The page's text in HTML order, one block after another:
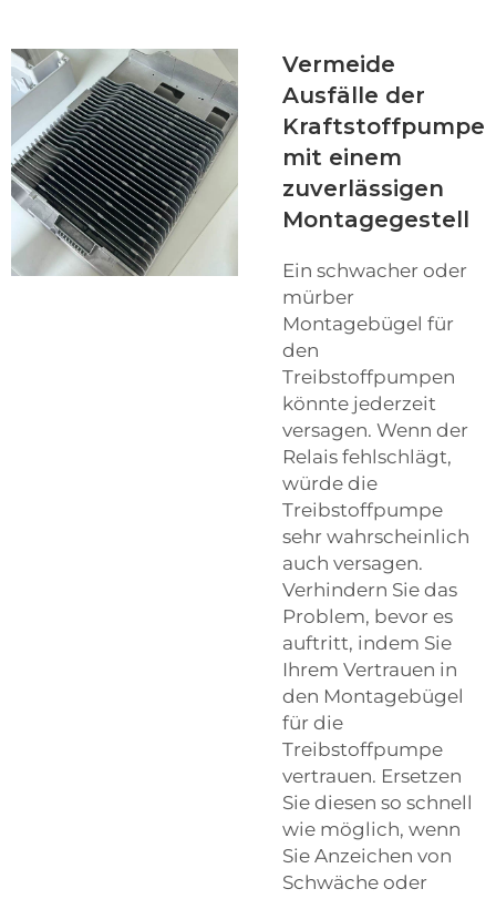
Vermeide
Ausfälle der
Kraftstoffpumpe
mit einem
zuverlässigen
Montagegestell
Ein schwacher oder
mürber
Montagebügel für
den
Treibstoffpumpen
könnte jederzeit
versagen. Wenn der
Relais fehlschlägt,
würde die
Treibstoffpumpe
sehr wahrscheinlich
auch versagen.
Verhindern Sie das
Problem, bevor es
auftritt, indem Sie
Ihrem Vertrauen in
den Montagebügel
für die
Treibstoffpumpe
vertrauen. Ersetzen
Sie diesen so schnell
wie möglich, wenn
Sie Anzeichen von
Schwäche oder